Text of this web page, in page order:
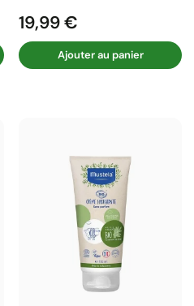
Prix
19,99 €
Ajouter au panier